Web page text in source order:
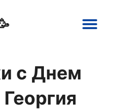
с Днем